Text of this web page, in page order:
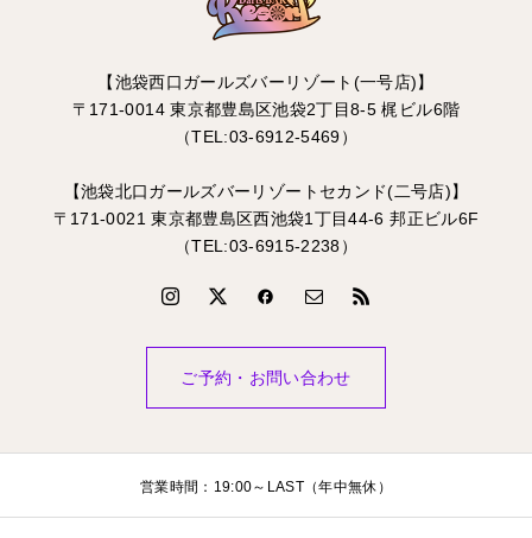
【池袋西口ガールズバーリゾート(一号店)】
〒171-0014 東京都豊島区池袋2丁目8-5 梶ビル6階
（TEL:03-6912-5469）
【池袋北口ガールズバーリゾートセカンド(二号店)】
〒171-0021 東京都豊島区西池袋1丁目44-6 邦正ビル6F
（TEL:03-6915-2238）
ご予約・お問い合わせ
営業時間：19:00～LAST（年中無休）